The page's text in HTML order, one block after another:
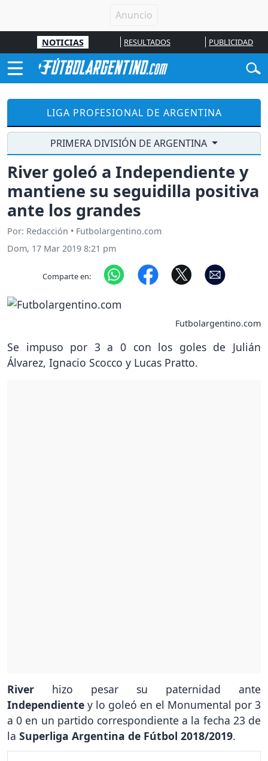
NOTICIAS RESULTADOS PUBLICIDAD
LIGA PROFESIONAL DE ARGENTINA
PRIMERA DIVISIÓN DE ARGENTINA
River goleó a Independiente y
mantiene su seguidilla positiva
ante los grandes
Por: Redacción • Futbolargentino.com
Dom, 17 Mar 2019 8:21 pm
Comparte en:
Futbolargentino.com
Se impuso por 3 a 0 con los goles de Julián
Álvarez, Ignacio Scocco y Lucas Pratto.
River hizo pesar su paternidad ante
Independiente y lo goleó en el Monumental por 3
a 0 en un partido correspondiente a la fecha 23 de
la Superliga Argentina de Fútbol 2018/2019.